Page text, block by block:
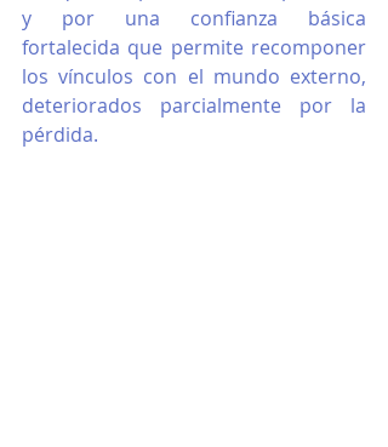
y por una confianza básica
fortalecida que permite recomponer
los vínculos con el mundo externo,
deteriorados parcialmente por la
pérdida.